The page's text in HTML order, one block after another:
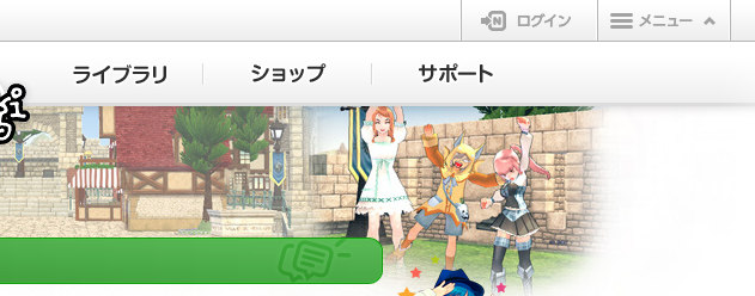
ログイン
マビノギ